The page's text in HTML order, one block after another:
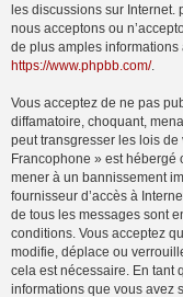
les discussions sur Internet.
nous acceptons ou
de plus amples
https://www.phpbb.com/.
Vous acceptez de ne pas
diffamatoire, choquant,
peut transgresser les lois de
Francophone » est
mener à un bannissement
fournisseur d’accès à
de tous les messages sont
conditions. Vous acceptez
modifie, déplace ou
cela est nécessaire. En tant
informations que vous avez